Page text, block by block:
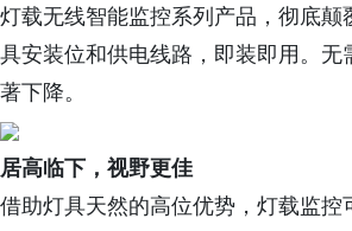
灯载无线智能监控系列产品，彻底
具安装位和供电线路，即装即用。
著下降。
居高临下，视野更佳
借助灯具天然的高位优势，灯载监